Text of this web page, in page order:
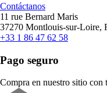
Contáctanos
11 rue Bernard Maris
37270 Montlouis-sur-Loire,
+33 1 86 47 62 58
Pago seguro
Compra en nuestro sitio con